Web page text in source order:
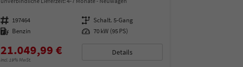
Fahrzeugnummer 197464 Getriebe Schalt. 5-Gang
Kraftstoff Benzin Leistung 70 kW (95 PS)
21.049,99 €
incl. 19% MwSt.
Details